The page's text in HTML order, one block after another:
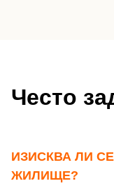
Добре
Често
ИЗИСКВА ЛИ
ЖИЛИЩЕ?